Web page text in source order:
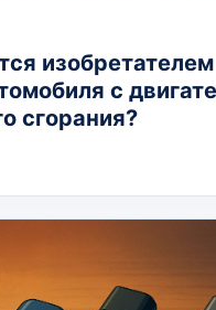
изобретателем
с
сгорания?